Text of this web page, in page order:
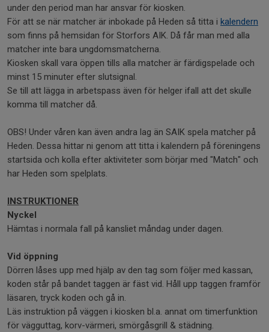
under den period man har ansvar för kiosken.
För att se när matcher är inbokade på Heden så titta i kalendern
som finns på hemsidan för Storfors AIK. Då får man med alla
matcher inte bara ungdomsmatcherna.
Kiosken skall vara öppen tills alla matcher är färdigspelade och
minst 15 minuter efter slutsignal.
Se till att lägga in arbetspass även för helger ifall att det skulle
komma till matcher då.
OBS! Under våren kan även andra lag än SAIK spela matcher på
Heden. Dessa hittar ni genom att titta i kalendern på föreningens
startsida och kolla efter aktiviteter som börjar med "Match" och
har Heden som spelplats.
INSTRUKTIONER
Nyckel
Hämtas i normala fall på kansliet måndag under dagen.
Vid öppning
Dörren låses upp med hjälp av den tag som följer med kassan,
koden står på bandet taggen är fäst vid. Håll upp taggen framför
läsaren, tryck koden och gå in.
Läs instruktion på väggen i kiosken bl.a. annat om timerfunktion
för vägguttag, korv-värmeri, smörgåsgrill & städning.